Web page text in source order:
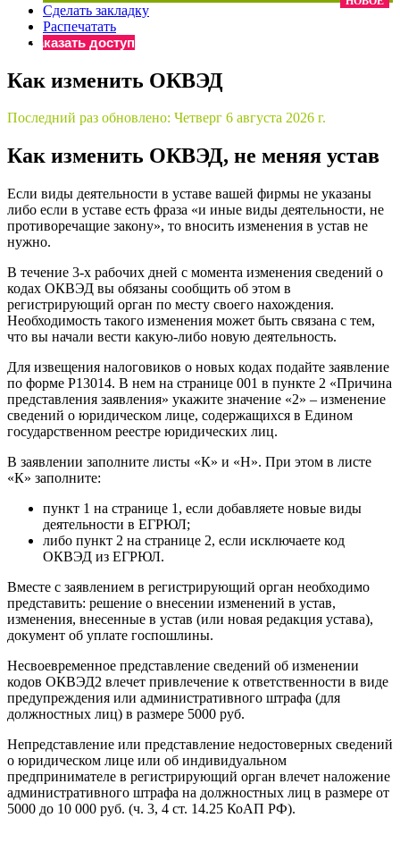
Бератор
«Практическая энциклопедия бухгалтера»
«Нормативные акты для бухгалтера»
«Практическая бухгалтерия»
Просто заполните форму, и мы вышлем вам на почту
Сделать закладку
Распечатать
Заказать доступ
Как изменить ОКВЭД
Последний раз обновлено: Четверг 6 августа 2026 г.
Как изменить ОКВЭД, не меняя устав
Если виды деятельности в уставе вашей фирмы не указаны
либо если в уставе есть фраза «и иные виды деятельности, не
противоречащие закону», то вносить изменения в устав не
нужно.
В течение 3-х рабочих дней с момента изменения сведений о
кодах ОКВЭД вы обязаны сообщить об этом в
регистрирующий орган по месту своего нахождения.
Необходимость такого изменения может быть связана с тем,
что вы начали вести какую-либо новую деятельность.
Для извещения налоговиков о новых кодах подайте заявление
по форме Р13014. В нем на странице 001 в пункте 2 «Причина
представления заявления» укажите значение «2» – изменение
сведений о юридическом лице, содержащихся в Едином
государственном реестре юридических лиц.
В заявлении заполните листы «К» и «Н». При этом в листе
«К» заполните:
пункт 1 на странице 1, если добавляете новые виды
деятельности в ЕГРЮЛ;
либо пункт 2 на странице 2, если исключаете код
ОКВЭД из ЕГРЮЛ.
Вместе с заявлением в регистрирующий орган необходимо
представить: решение о внесении изменений в устав,
изменения, внесенные в устав (или новая редакция устава),
документ об уплате госпошлины.
Несвоевременное представление сведений об изменении
кодов ОКВЭД2 влечет привлечение к ответственности в виде
предупреждения или административного штрафа (для
должностных лиц) в размере 5000 руб.
Непредставление или представление недостоверных сведений
о юридическом лице или об индивидуальном
предпринимателе в регистрирующий орган влечет наложение
административного штрафа на должностных лиц в размере от
5000 до 10 000 руб. (ч. 3, 4 ст. 14.25 КоАП РФ).